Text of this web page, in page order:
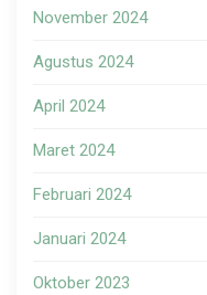
November 2024
Agustus 2024
April 2024
Maret 2024
Februari 2024
Januari 2024
Oktober 2023